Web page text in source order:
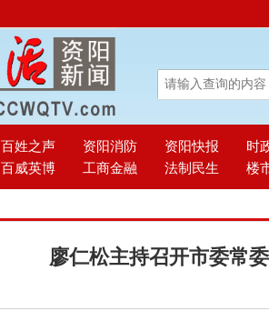
百姓之声 资阳消防 资阳快报
时
百威英博 工商金融 法制民生 楼
廖仁松主持召开市委常